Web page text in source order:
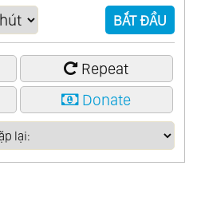
BẮT ĐẦU
Repeat
Donate